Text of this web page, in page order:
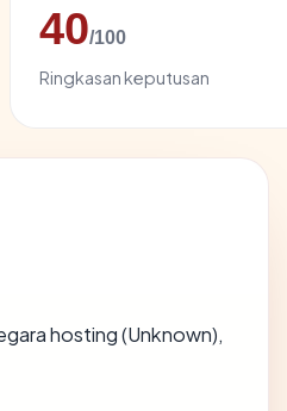
40/100
Ringkasan keputusan
hosting (Unknown),